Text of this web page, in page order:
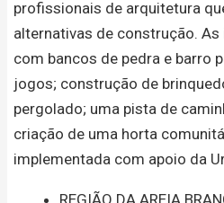
profissionais de arquitetura
alternativas de construção.
com bancos de pedra e barro
jogos; construção de
pergolado; uma pista de
criação de uma horta
implementada com apoio da